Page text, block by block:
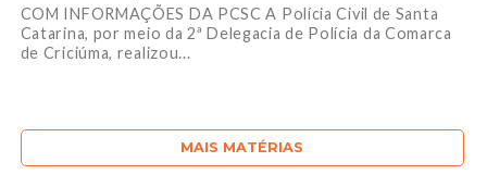
COM INFORMAÇÕES DA PCSC A Polícia Civil de Santa
Catarina, por meio da 2ª Delegacia de Polícia da Comarca
de Criciúma, realizou...
MAIS MATÉRIAS